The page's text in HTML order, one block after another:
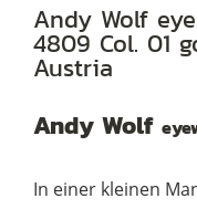
Andy Wolf
4809 Col. 01
Austria
Andy Wolf
In einer kleinen